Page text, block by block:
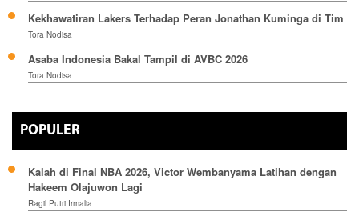
Kekhawatiran Lakers Terhadap Peran Jonathan Kuminga di Tim
Tora Nodisa
Asaba Indonesia Bakal Tampil di AVBC 2026
Tora Nodisa
POPULER
Kalah di Final NBA 2026, Victor Wembanyama Latihan dengan
Hakeem Olajuwon Lagi
Ragil Putri Irmalia